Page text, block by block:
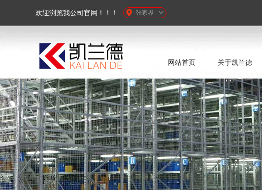
欢迎浏览我公司官网！！！ 张家界
网站首页 关于凯兰德